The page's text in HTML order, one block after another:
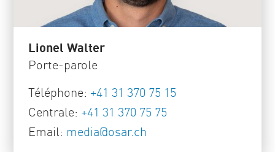
Lionel Walter
Porte-parole
Téléphone: +41 31 370 75 15
Centrale: +41 31 370 75 75
Email: media@osar.ch